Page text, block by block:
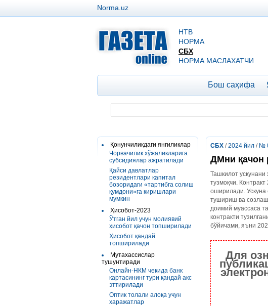
Norma.uz
НТВ
НОРМА
СБХ
НОРМА МАСЛАХАТЧИ
Бош саҳифа
Қонунчиликдаги янгиликлар
Чорвачилик хўжаликларига
субсидиялар ажратилади
Қайси давлатлар
резидентлари капитал
бозоридаги «тартибга солиш
қумдони»га киришлари
мумкин
Ҳисобот-2023
Ўтган йил учун молиявий
ҳисобот қачон топширилади
Ҳисобот қандай
топширилади
Мутахассислар
тушунтиради
Онлайн-НКМ чекида банк
картасининг тури қандай акс
эттирилади
Оптик толали алоқа учун
харажатлар
СБХ /2024 йил / №
ДМни қачон
Ташкилот
тузмоқчи.
оширилади. Ускуна
тушириш ва созлаш
доимий муассаса
контракти
бўйичами, яъни
Для